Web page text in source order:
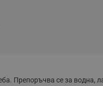
Препоръчва се за водна,